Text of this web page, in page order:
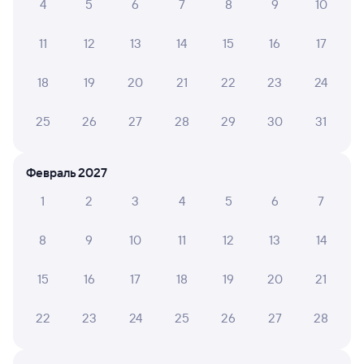
Самый быстрый
Ярославль
Плацкарт
Выберите дату
4 5 6 7 8 9 10
11 12 13 14 15 16 17
18 19 20 21 22 23 24
25 26 27 28 29 30 31
Февраль 2027
1
2 3 4 5 6 7
8 9 10 11 12 13 14
15 16 17 18 19 20 21
22 23 24 25 26 27 28